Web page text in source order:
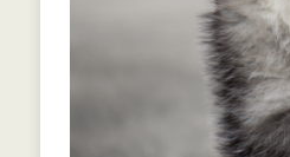
[ Juli 6,
WELPEN
[ Juli 6,
[ Juli 5,